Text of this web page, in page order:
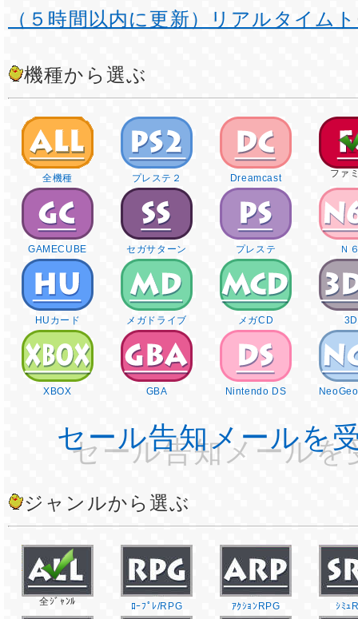
（５時間以内に更新）リアルタイム
機種から選ぶ
全機種 プレステ２ Dreamcast ファ
GAMECUBE セガサターン プレステ Ｎ
HUカード メガドライブ メガCD
XBOX GBA Nintendo DS
セール告知メールを
ジャンルから選ぶ
全ｼﾞｬﾝﾙ ﾛｰﾌﾟﾚ/RPG ｱｸｼｮﾝRPG ｼﾐｭ